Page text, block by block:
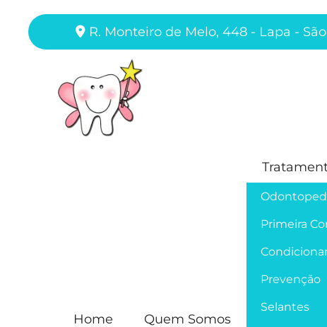
R. Monteiro de Melo, 448 - Lapa -
Home Quem Somos
Primeira
Prevenção
Selantes